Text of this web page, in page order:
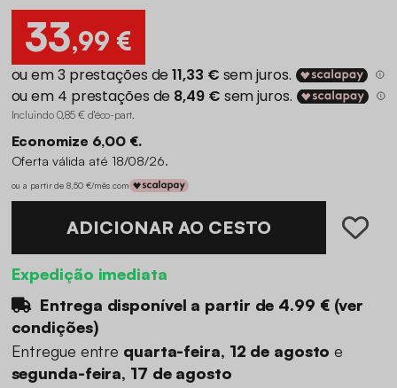
33,99 €
Incluindo 0,85 € d'éco-part.
Economize 6,00 €.
Oferta válida até 18/08/26.
ou a partir de 8,50 €/mês com
ADICIONAR AO CESTO
Expedição imediata
Entrega disponível a partir de 4.99 €(ver
condições)
Entregue entre quarta-feira, 12 de agostoe
segunda-feira, 17 de agosto